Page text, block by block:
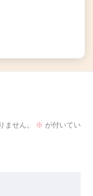
ません。 ※ が付いてい